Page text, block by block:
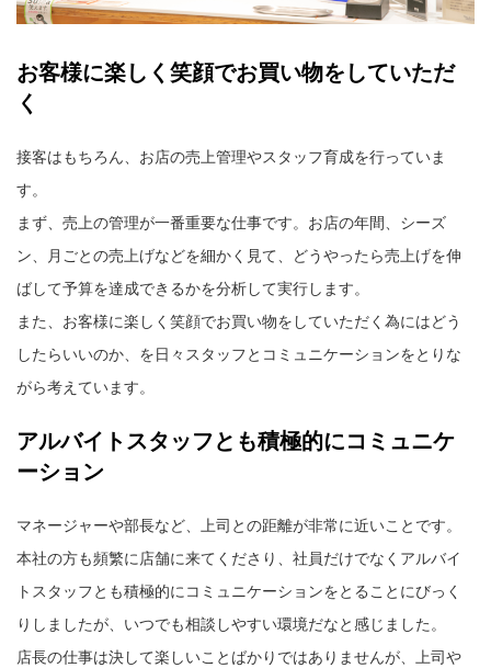
お客様に楽しく笑顔でお買い物をしていただ
く
接客はもちろん、お店の売上管理やスタッフ育成を行っていま
す。
まず、売上の管理が一番重要な仕事です。お店の年間、シーズ
ン、月ごとの売上げなどを細かく見て、どうやったら売上げを伸
ばして予算を達成できるかを分析して実行します。
また、お客様に楽しく笑顔でお買い物をしていただく為にはどう
したらいいのか、を日々スタッフとコミュニケーションをとりな
がら考えています。
アルバイトスタッフとも積極的にコミュニケ
ーション
マネージャーや部長など、上司との距離が非常に近いことです。
本社の方も頻繁に店舗に来てくださり、社員だけでなくアルバイ
トスタッフとも積極的にコミュニケーションをとることにびっく
りしましたが、いつでも相談しやすい環境だなと感じました。
店長の仕事は決して楽しいことばかりではありませんが、上司や